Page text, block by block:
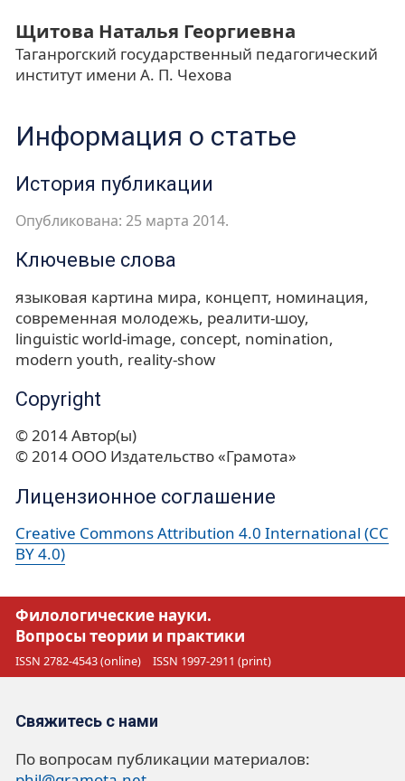
Щитова Наталья Георгиевна
Таганрогский государственный педагогический
институт имени А. П. Чехова
Информация о статье
История публикации
Опубликована: 25 марта 2014.
Ключевые слова
языковая картина мира концепт номинация
современная молодежь реалити-шоу
linguistic world-image concept nomination
modern youth reality-show
Copyright
© 2014 Автор(ы)
© 2014 ООО Издательство «Грамота»
Лицензионное соглашение
Creative Commons Attribution 4.0 International (CC
BY 4.0)
Филологические науки.
Вопросы теории и практики
ISSN 2782-4543 (online) ISSN 1997-2911 (print)
Свяжитесь с нами
По вопросам публикации материалов: